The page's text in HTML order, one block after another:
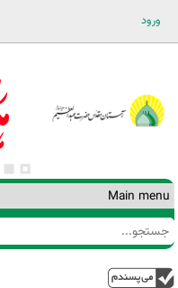
ورود
فرم
جستجو
جستجو